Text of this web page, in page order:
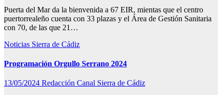
Puerta del Mar da la bienvenida a 67 EIR, mientas que el centro
puertorrealeño cuenta con 33 plazas y el Área de Gestión Sanitaria
con 70, de las que 21…
Noticias Sierra de Cádiz
Programación Orgullo Serrano 2024
13/05/2024 Redacción Canal Sierra de Cádiz